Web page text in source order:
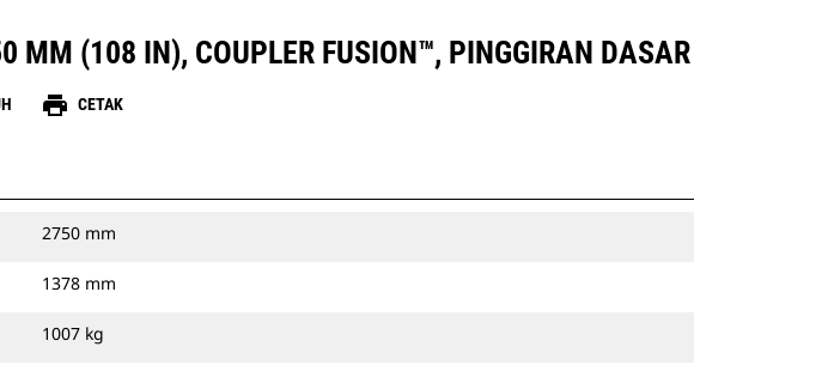
MM (108 IN), COUPLER FUSION™, PINGGIRAN DASAR
print CETAK
2750 mm
1378 mm
1007 kg